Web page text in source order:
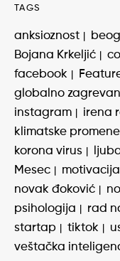
TAGS
anksioznost
Bojana Krkeljić
facebook
globalno
instagram
irena
klimatske promene
korona virus
Mesec
motivacija
novak đoković
psihologija
rad
startap
tiktok
veštačka